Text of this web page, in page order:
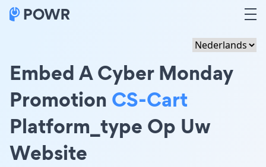
Embed A Cyber Monday
Promotion CS-Cart
Platform_type Op Uw
Website